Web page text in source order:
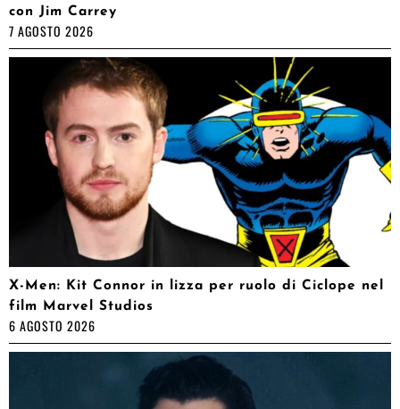
con Jim Carrey
7 AGOSTO 2026
X-Men: Kit Connor in lizza per ruolo di Ciclope nel
film Marvel Studios
6 AGOSTO 2026